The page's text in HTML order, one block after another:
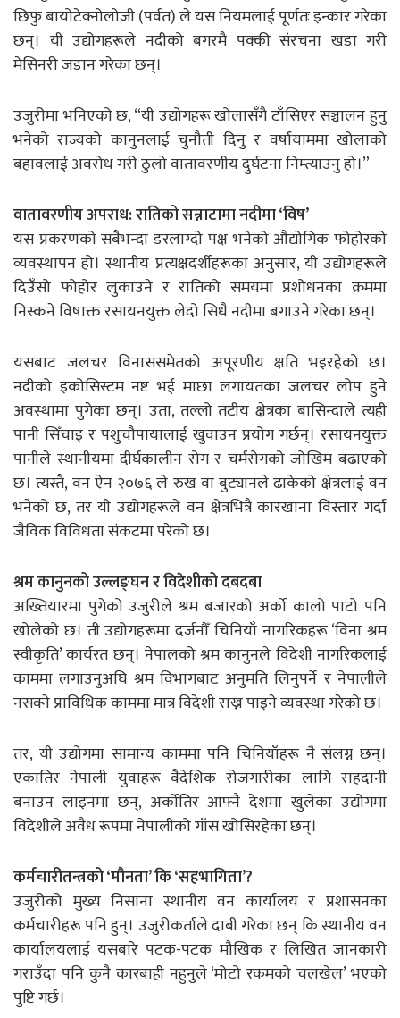
छिफु बायोटेक्नोलोजी (पर्वत) ले यस नियमलाई पूर्णतः इन्कार गरेका
छन्। यी उद्योगहरूले नदीको बगरमै पक्की संरचना खडा गरी
मेसिनरी जडान गरेका छन्।
उजुरीमा भनिएको छ, “यी उद्योगहरू खोलासँगै टाँसिएर सञ्चालन हुनु
भनेको राज्यको कानुनलाई चुनौती दिनु र वर्षायाममा खोलाको
बहावलाई अवरोध गरी ठुलो वातावरणीय दुर्घटना निम्त्याउनु हो।”
वातावरणीय अपराध: रातिको सन्नाटामा नदीमा ‘विष’
यस प्रकरणको सबैभन्दा डरलाग्दो पक्ष भनेको औद्योगिक फोहोरको
व्यवस्थापन हो। स्थानीय प्रत्यक्षदर्शीहरूका अनुसार, यी उद्योगहरूले
दिउँसो फोहोर लुकाउने र रातिको समयमा प्रशोधनका क्रममा
निस्कने विषाक्त रसायनयुक्त लेदो सिधै नदीमा बगाउने गरेका छन्।
यसबाट जलचर विनाससमेतको अपूरणीय क्षति भइरहेको छ।
नदीको इकोसिस्टम नष्ट भई माछा लगायतका जलचर लोप हुने
अवस्थामा पुगेका छन्। उता, तल्लो तटीय क्षेत्रका बासिन्दाले त्यही
पानी सिँचाइ र पशुचौपायालाई खुवाउन प्रयोग गर्छन्। रसायनयुक्त
पानीले स्थानीयमा दीर्घकालीन रोग र चर्मरोगको जोखिम बढाएको
छ। त्यस्तै, वन ऐन २०७६ ले रुख वा बुट्यानले ढाकेको क्षेत्रलाई वन
भनेको छ, तर यी उद्योगहरूले वन क्षेत्रभित्रै कारखाना विस्तार गर्दा
जैविक विविधता संकटमा परेको छ।
श्रम कानुनको उल्लङ्घन र विदेशीको दबदबा
अख्तियारमा पुगेको उजुरीले श्रम बजारको अर्को कालो पाटो पनि
खोलेको छ। ती उद्योगहरूमा दर्जनौँ चिनियाँ नागरिकहरू ‘विना श्रम
स्वीकृति’ कार्यरत छन्। नेपालको श्रम कानुनले विदेशी नागरिकलाई
काममा लगाउनुअघि श्रम विभागबाट अनुमति लिनुपर्ने र नेपालीले
नसक्ने प्राविधिक काममा मात्र विदेशी राख्न पाइने व्यवस्था गरेको छ।
तर, यी उद्योगमा सामान्य काममा पनि चिनियाँहरू नै संलग्न छन्।
एकातिर नेपाली युवाहरू वैदेशिक रोजगारीका लागि राहदानी
बनाउन लाइनमा छन्, अर्कोतिर आफ्नै देशमा खुलेका उद्योगमा
विदेशीले अवैध रूपमा नेपालीको गाँस खोसिरहेका छन्।
कर्मचारीतन्त्रको ‘मौनता’ कि ‘सहभागिता’?
उजुरीको मुख्य निसाना स्थानीय वन कार्यालय र प्रशासनका
कर्मचारीहरू पनि हुन्। उजुरीकर्ताले दाबी गरेका छन् कि स्थानीय वन
कार्यालयलाई यसबारे पटक-पटक मौखिक र लिखित जानकारी
गराउँदा पनि कुनै कारबाही नहुनुले ‘मोटो रकमको चलखेल’ भएको
पुष्टि गर्छ।